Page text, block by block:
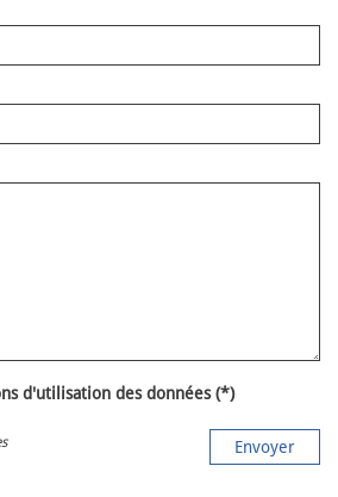
d'utilisation des données (*)
Envoyer